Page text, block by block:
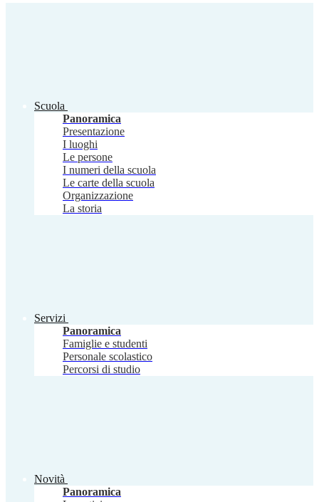
Scuola
Panoramica
Presentazione
I luoghi
Le persone
I numeri della scuola
Le carte della scuola
Organizzazione
La storia
Servizi
Panoramica
Famiglie e studenti
Personale scolastico
Percorsi di studio
Novità
Panoramica